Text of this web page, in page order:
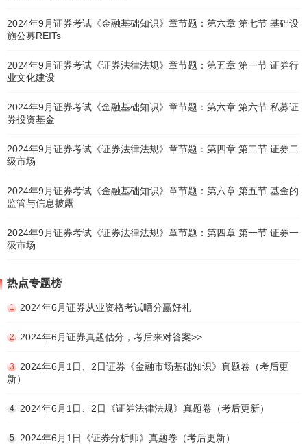
2024年9月证券考试《金融基础知识》章节题：第六章 第七节 基础设
施公募REITs
2024年9月证券考试《证券法律法规》章节题：第五章 第一节 证券行
业文化建设
2024年9月证券考试《金融基础知识》章节题：第六章 第六节 私募证
券投资基金
2024年9月证券考试《证券法律法规》章节题：第四章 第二节 证券二
级市场
2024年9月证券考试《金融基础知识》章节题：第六章 第五节 基金的
监管与信息披露
2024年9月证券考试《证券法律法规》章节题：第四章 第一节 证券一
级市场
热点专题榜
1 2024年6月证券从业资格考试晒分赢好礼
2 2024年6月证券真题估分，考后来对答案>>
3
2024年6月1日、2日证券《金融市场基础知识》真题卷（考后更
新）
4 2024年6月1日、2日《证券法律法规》真题卷（考后更新）
5 2024年6月1日《证券分析师》真题卷（考后更新）